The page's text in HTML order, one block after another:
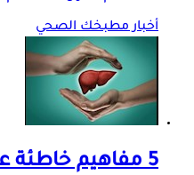
أخبار مطبخك الصحي
5 مفاهيم خاطئة عن مرض الكبد الدهني.. طبيب يوضح الحقائق